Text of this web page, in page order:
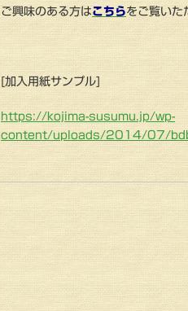
ご興味のある方はこちらをご覧いた
[加入用紙サンプル]
https://kojima-susumu.jp/wp-
content/uploads/2014/07/